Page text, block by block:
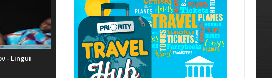
- Lingui